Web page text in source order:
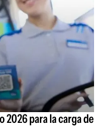
2026 para la carga de